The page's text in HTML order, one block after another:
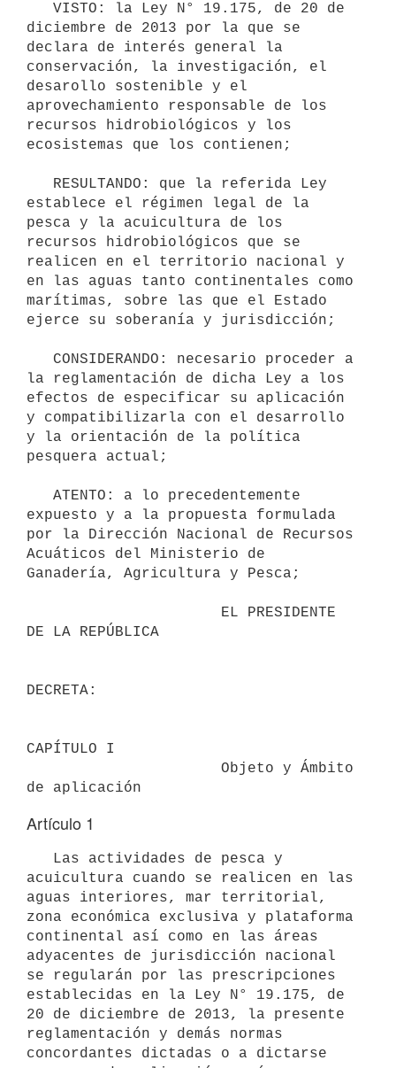
diciembre de 2013 por la que se
declara de interés general la
conservación, la investigación, el
desarollo sostenible y el
aprovechamiento responsable de los
recursos hidrobiológicos y los
ecosistemas que los contienen;
establece el régimen legal de la
pesca y la acuicultura de los
recursos hidrobiológicos que se
realicen en el territorio nacional y
en las aguas tanto continentales como
marítimas, sobre las que el Estado
ejerce su soberanía y jurisdicción;
la reglamentación de dicha Ley a los
efectos de especificar su aplicación
y compatibilizarla con el desarrollo
y la orientación de la política
pesquera actual;
expuesto y a la propuesta formulada
por la Dirección Nacional de Recursos
Acuáticos del Ministerio de
Ganadería, Agricultura y Pesca;
DE LA REPÚBLICA
DECRETA:
CAPÍTULO I
Artículo 1
acuicultura cuando se realicen en las
aguas interiores, mar territorial,
zona económica exclusiva y plataforma
continental así como en las áreas
adyacentes de jurisdicción nacional
se regularán por las prescripciones
establecidas en la Ley N° 19.175, de
20 de diciembre de 2013, la presente
reglamentación y demás normas
concordantes dictadas o a dictarse